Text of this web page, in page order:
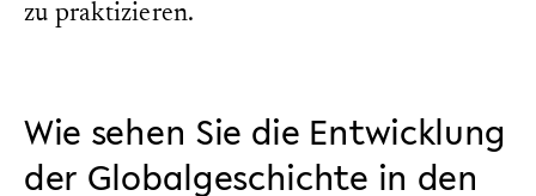
zu praktizieren.
Wie sehen Sie die Entwicklung
der Globalgeschichte in den